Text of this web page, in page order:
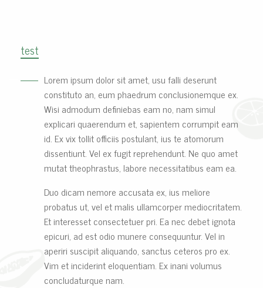
test
Lorem ipsum dolor sit amet, usu falli deserunt
constituto an, eum phaedrum conclusionemque ex.
Wisi admodum definiebas eam no, nam simul
explicari quaerendum et, sapientem corrumpit eam
id. Ex vix tollit officiis postulant, ius te atomorum
dissentiunt. Vel ex fugit reprehendunt. Ne quo amet
mutat theophrastus, labore necessitatibus eam ea.
Duo dicam nemore accusata ex, ius meliore
probatus ut, vel et malis ullamcorper mediocritatem.
Et interesset consectetuer pri. Ea nec debet ignota
epicuri, ad est odio munere consequuntur. Vel in
aperiri suscipit aliquando, sanctus ceteros pro ex.
Vim et inciderint eloquentiam. Ex inani volumus
concludaturque nam.